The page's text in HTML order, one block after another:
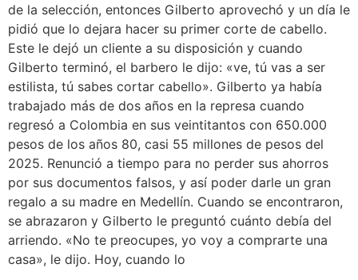
de la selección, entonces Gilberto aprovechó y un día le
pidió que lo dejara hacer su primer corte de cabello.
Este le dejó un cliente a su disposición y cuando
Gilberto terminó, el barbero le dijo: «ve, tú vas a ser
estilista, tú sabes cortar cabello». Gilberto ya había
trabajado más de dos años en la represa cuando
regresó a Colombia en sus veintitantos con 650.000
pesos de los años 80, casi 55 millones de pesos del
2025. Renunció a tiempo para no perder sus ahorros
por sus documentos falsos, y así poder darle un gran
regalo a su madre en Medellín. Cuando se encontraron,
se abrazaron y Gilberto le preguntó cuánto debía del
arriendo. «No te preocupes, yo voy a comprarte una
casa», le dijo. Hoy, cuando lo